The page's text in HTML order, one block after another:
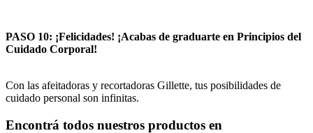
PASO 10: ¡Felicidades! ¡Acabas de graduarte en Principios del
Cuidado Corporal!
Con las afeitadoras y recortadoras Gillette, tus posibilidades de
cuidado personal son infinitas.
Encontrá todos nuestros productos en